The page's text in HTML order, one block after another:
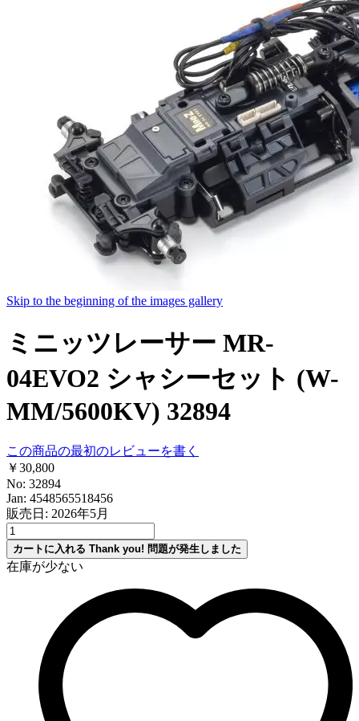
Skip to the beginning of the images gallery
ミニッツレーサー MR-
04EVO2 シャシーセット (W-
MM/5600KV) 32894
この商品の最初のレビューを書く
￥30,800
No: 32894
Jan: 4548565518456
販売日: 2026年5月
カートに入れる Thank you! 問題が発生しました
在庫が少ない